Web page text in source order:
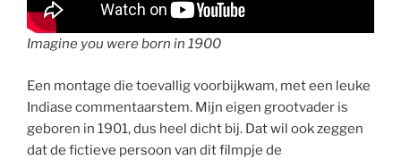
Imagine you were born in 1900
Een montage die toevallig voorbijkwam, met een leuke
Indiase commentaarstem. Mijn eigen grootvader is
geboren in 1901, dus heel dicht bij. Dat wil ook zeggen
dat de fictieve persoon van dit filmpje de